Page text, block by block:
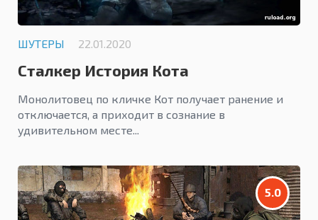
ШУТЕРЫ 22.01.2020
Сталкер История Кота
Монолитовец по кличке Кот получает ранение и
отключается, а приходит в сознание в
удивительном месте...
5.0